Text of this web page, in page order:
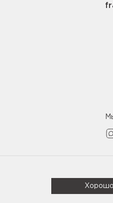
Хорошо